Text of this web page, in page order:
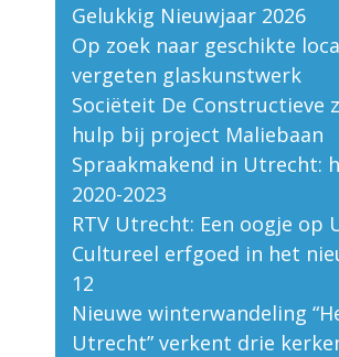
Gelukkig Nieuwjaar 2026
Op zoek naar geschikte
vergeten glaskunstwerk
Sociëteit De Constructieve
hulp bij project Maliebaan
Spraakmakend in Utrecht:
2020-2023
RTV Utrecht: Een oogje op
Cultureel erfgoed in het
12
Nieuwe winterwandeling
Utrecht” verkent drie